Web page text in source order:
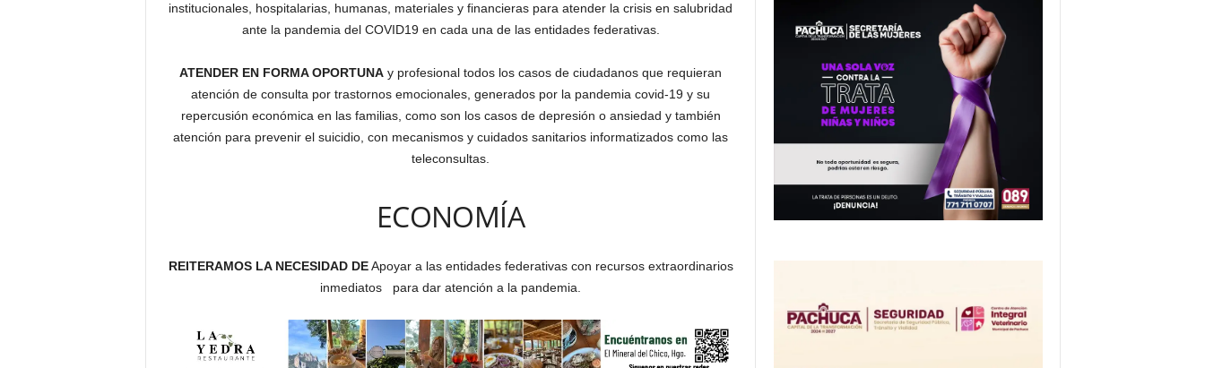
institucionales, hospitalarias, humanas, materiales y financieras para atender la crisis en salubridad
ante la pandemia del COVID19 en cada una de las entidades federativas.
ATENDER EN FORMA OPORTUNA y profesional todos los casos de ciudadanos que requieran
atención de consulta por trastornos emocionales, generados por la pandemia covid-19 y su
repercusión económica en las familias, como son los casos de depresión o ansiedad y también
atención para prevenir el suicidio, con mecanismos y cuidados sanitarios informatizados como las
teleconsultas.
ECONOMÍA
REITERAMOS LA NECESIDAD DEApoyar a las entidades federativas con recursos extraordinarios
inmediatos para dar atención a la pandemia.